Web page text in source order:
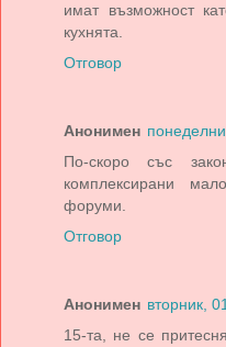
имат възможност
кухнята.
Отговор
Анонимен
По-скоро със
комплексирани
форуми.
Отговор
Анонимен вторник,
15-та, не се